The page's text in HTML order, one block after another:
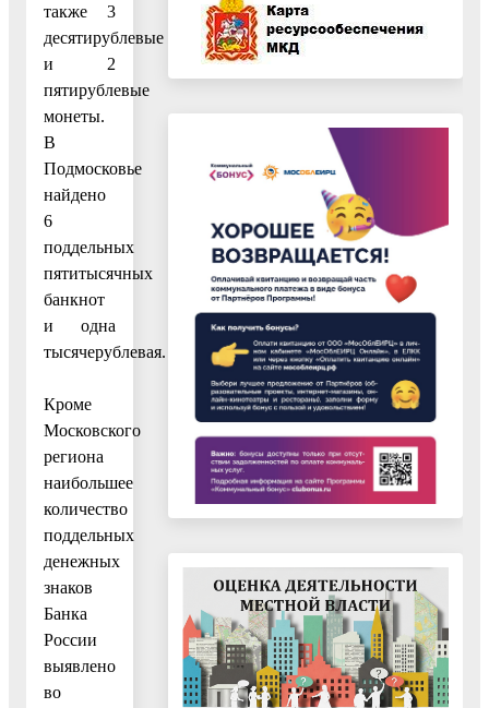
также 3
десятирублевые
и 2
пятирублевые
монеты.
В
Подмосковье
найдено
6
поддельных
пятитысячных
банкнот
и одна
тысячерублевая.
Кроме
Московского
региона
наибольшее
количество
поддельных
денежных
знаков
Банка
России
выявлено
во